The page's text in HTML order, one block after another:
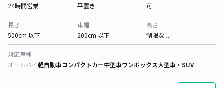
24時間営業
平置き
可
長さ
500cm 以下
車幅
200cm 以下
高さ
制限なし
対応車種
オートバイ軽自動車コンパクトカー中型車ワンボックス大型車・SUV